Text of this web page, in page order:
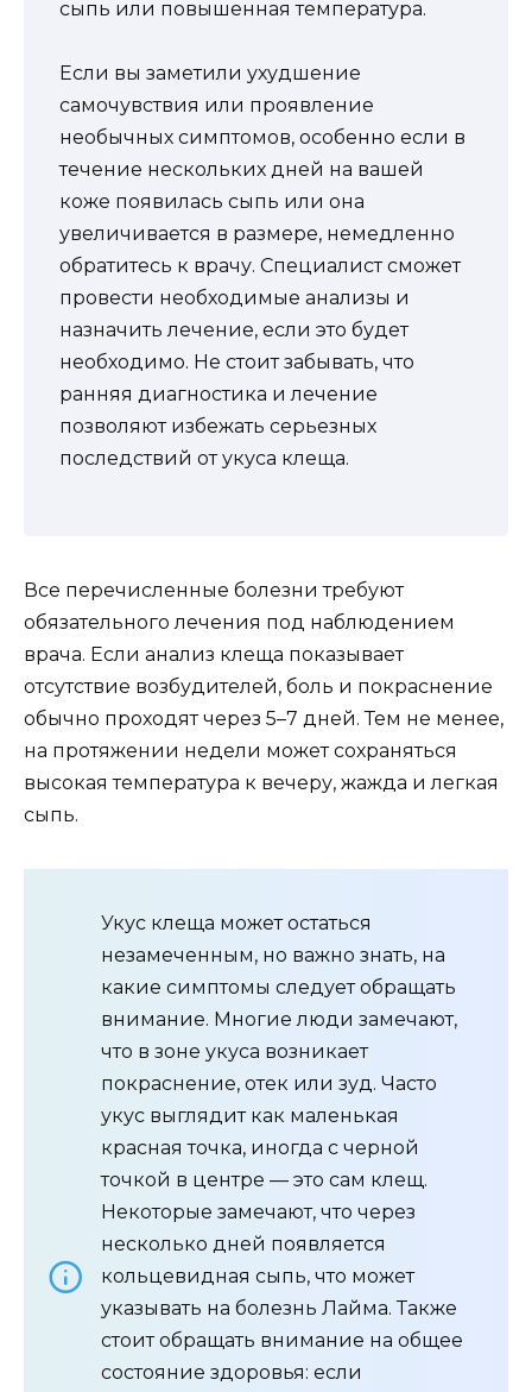
сыпь или повышенная температура.
Если вы заметили ухудшение
самочувствия или проявление
необычных симптомов, особенно если в
течение нескольких дней на вашей
коже появилась сыпь или она
увеличивается в размере, немедленно
обратитесь к врачу. Специалист сможет
провести необходимые анализы и
назначить лечение, если это будет
необходимо. Не стоит забывать, что
ранняя диагностика и лечение
позволяют избежать серьезных
последствий от укуса клеща.
Все перечисленные болезни требуют
обязательного лечения под наблюдением
врача. Если анализ клеща показывает
отсутствие возбудителей, боль и покраснение
обычно проходят через 5–7 дней. Тем не менее,
на протяжении недели может сохраняться
высокая температура к вечеру, жажда и легкая
сыпь.
Укус клеща может остаться
незамеченным, но важно знать, на
какие симптомы следует обращать
внимание. Многие люди замечают,
что в зоне укуса возникает
покраснение, отек или зуд. Часто
укус выглядит как маленькая
красная точка, иногда с черной
точкой в центре — это сам клещ.
Некоторые замечают, что через
несколько дней появляется
кольцевидная сыпь, что может
указывать на болезнь Лайма. Также
стоит обращать внимание на общее
состояние здоровья: если